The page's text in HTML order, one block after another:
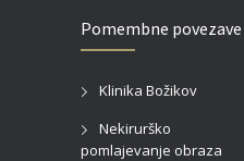
Pomembne povezave
Klinika Božikov
Nekirurško
pomlajevanje obraza